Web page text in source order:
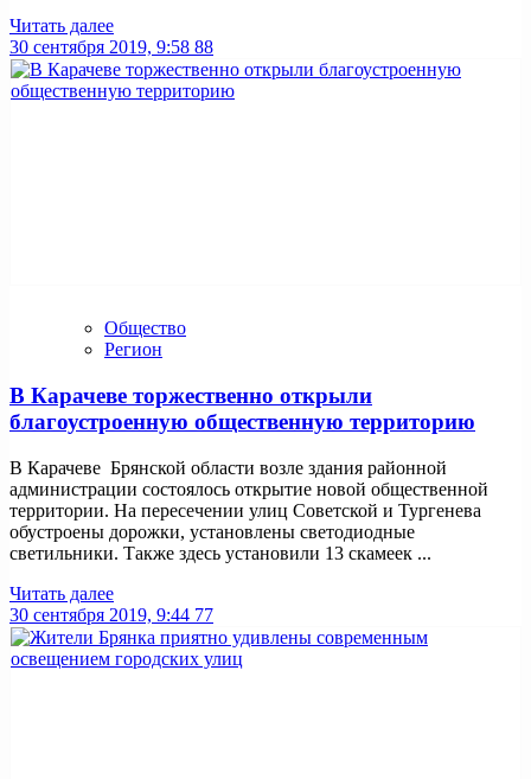
Читать далее
30 сентября 2019, 9:58 88
Общество
Регион
В Карачеве торжественно открыли
благоустроенную общественную территорию
В Карачеве Брянской области возле здания районной
администрации состоялось открытие новой общественной
территории. На пересечении улиц Советской и Тургенева
обустроены дорожки, установлены светодиодные
светильники. Также здесь установили 13 скамеек ...
Читать далее
30 сентября 2019, 9:44 77